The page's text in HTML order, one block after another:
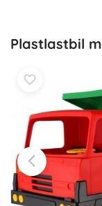
Plastlastbil